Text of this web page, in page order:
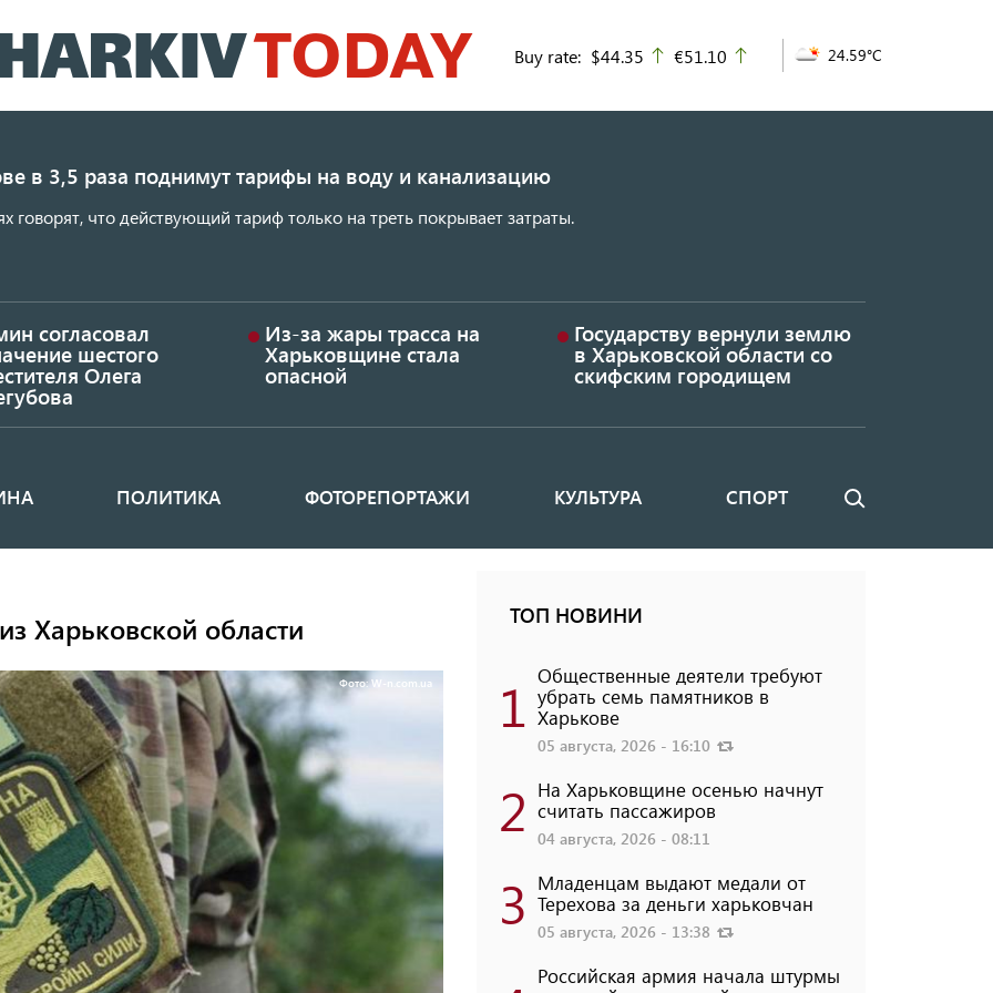
к
основному
Buy rate: $44.35 up
€51.10 24.59°C
в 3,5 раза поднимут тарифы на воду и канализацию
говорят, что действующий тариф только на треть покрывает затраты.
согласовал
шестого
Олега
Из-за жары трасса на
Харьковщине стала
опасной
Государству вернули землю
в Харьковской области со
скифским городищем
ПОЛИТИКА ФОТОРЕПОРТАЖИ КУЛЬТУРА СПОРТ Поиск
Харьковской области
Фото: W-n.com.ua
ТОП НОВИНИ
1 Общественные деятели требуют
убрать семь памятников в
Харькове
05 августа, 2026 - 16:10
2 На Харьковщине осенью начнут
считать пассажиров
04 августа, 2026 - 08:11
3 Младенцам выдают медали от
Терехова за деньги харьковчан
05 августа, 2026 - 13:38
Российская армия начала штурмы